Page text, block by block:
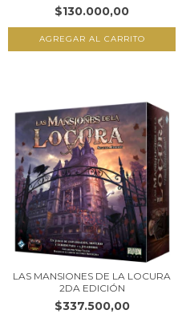
$130.000,00
LAS MANSIONES DE LA LOCURA
2DA EDICIÓN
$337.500,00